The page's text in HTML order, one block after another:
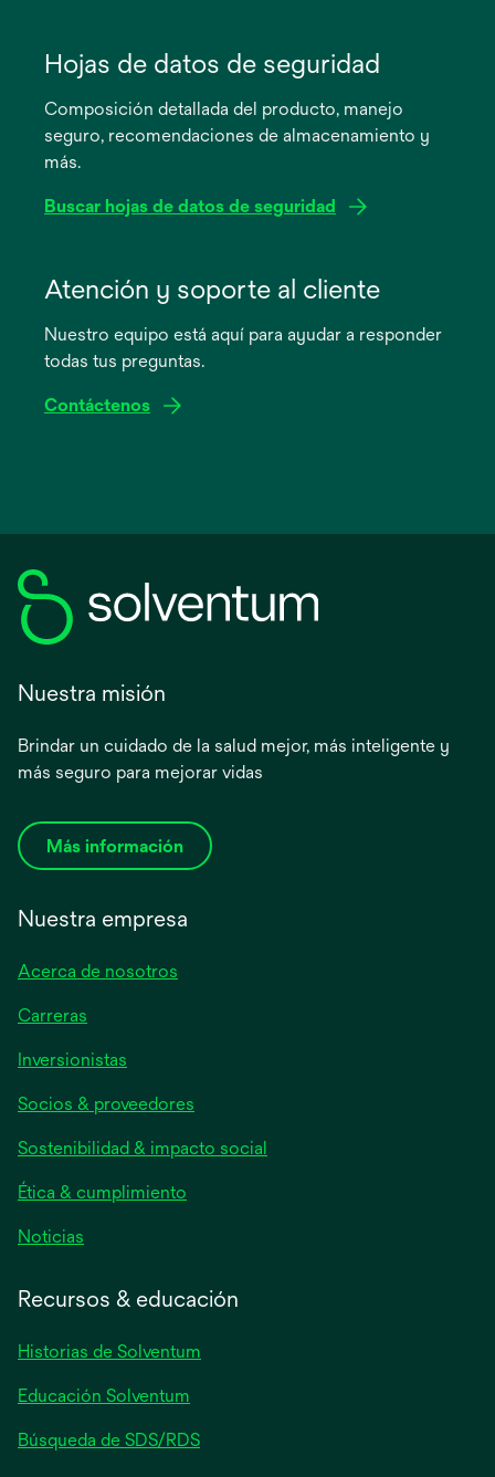
abre
pestaña
nueva
Hojas de datos de seguridad
Composición detallada del producto, manejo
seguro, recomendaciones de almacenamiento y
más.
Buscar hojas de datos de seguridad
abre
pestaña
Atención y soporte al cliente
Nuestro equipo está aquí para ayudar a responder
todas tus preguntas.
Contáctenos
Nuestra misión
Brindar un cuidado de la salud mejor, más inteligente y
más seguro para mejorar vidas
Más información
Nuestra empresa
Acerca de nosotros
Carreras
Inversionistas
en
una
pestaña
nueva
Socios & proveedores
Sostenibilidad & impacto social
Ética & cumplimiento
Noticias
pestaña
Recursos & educación
Historias de Solventum
Educación Solventum
Búsqueda de SDS/RDS